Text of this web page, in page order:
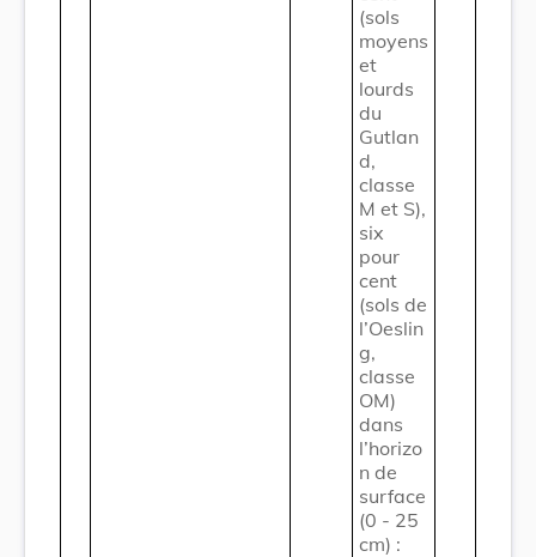
(sols
moyens
et
lourds
du
Gutlan
d,
classe
M et S),
six
pour
cent
(sols de
l’Oeslin
g,
classe
OM)
dans
l’horizo
n de
surface
(0 - 25
cm) :